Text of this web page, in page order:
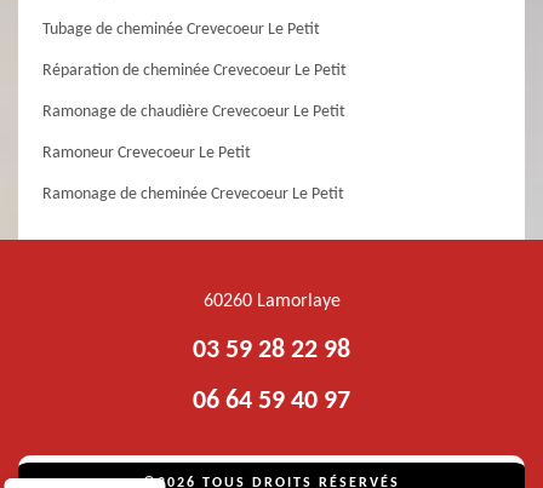
Tubage de cheminée Crevecoeur Le Petit
Réparation de cheminée Crevecoeur Le Petit
Ramonage de chaudière Crevecoeur Le Petit
Ramoneur Crevecoeur Le Petit
Ramonage de cheminée Crevecoeur Le Petit
60260 Lamorlaye
03 59 28 22 98
06 64 59 40 97
©2026 TOUS DROITS RÉSERVÉS